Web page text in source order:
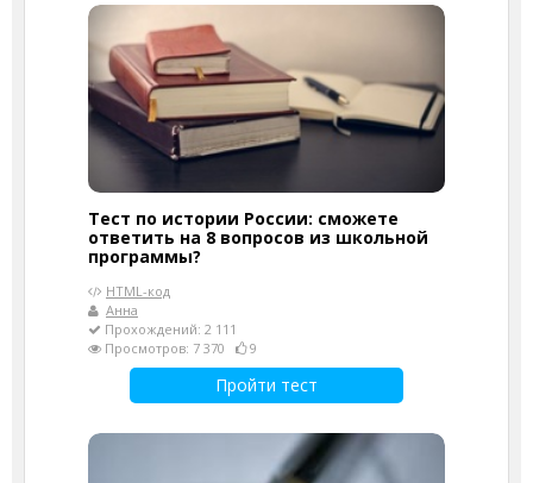
Тест по истории России: сможете
ответить на 8 вопросов из школьной
программы?
HTML-код
Анна
Прохождений: 2 111
Просмотров: 7 370
9
Пройти тест